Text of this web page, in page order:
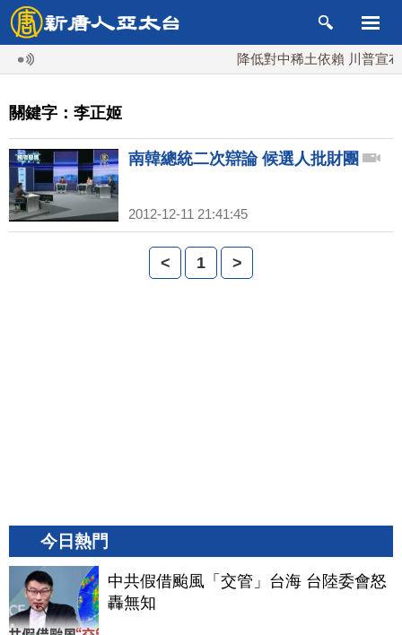
降低對中稀土依賴 川普宣布
關鍵字：李正姬
南韓總統二次辯論 候選人批財團
2012-12-11 21:41:45
< 1 >
今日熱門
中共假借颱風「交管」台海 台陸委會怒
轟無知